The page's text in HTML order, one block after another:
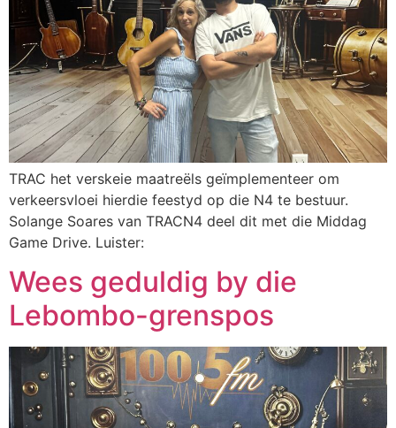
TRAC het verskeie maatreëls geïmplementeer om
verkeersvloei hierdie feestyd op die N4 te bestuur.
Solange Soares van TRACN4 deel dit met die Middag
Game Drive. Luister:
Wees geduldig by die
Lebombo-grenspos